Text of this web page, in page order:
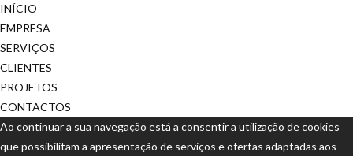
INÍCIO
EMPRESA
SERVIÇOS
CLIENTES
PROJETOS
CONTACTOS
Ao continuar a sua navegação está a consentir a utilização de cookies
que possibilitam a apresentação de serviços e ofertas adaptadas aos